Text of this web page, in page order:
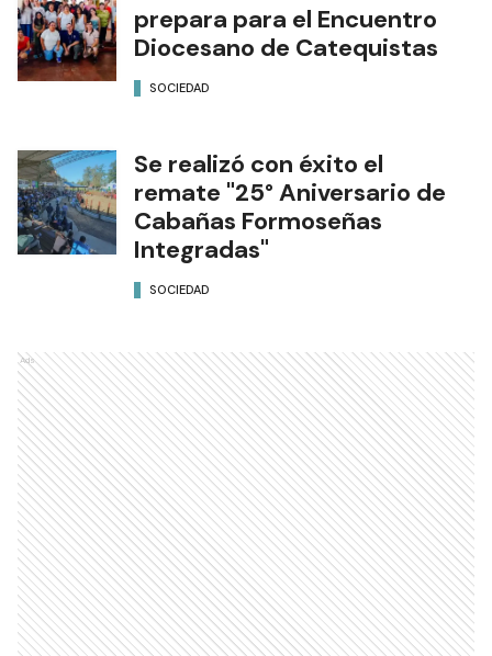
prepara para el Encuentro
Diocesano de Catequistas
SOCIEDAD
Se realizó con éxito el
remate "25° Aniversario de
Cabañas Formoseñas
Integradas"
SOCIEDAD
Ads